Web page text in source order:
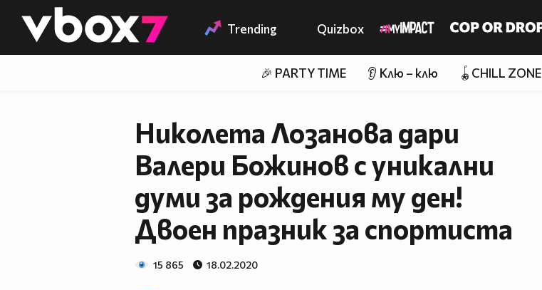
👾 Trending Quizbox
🎉 PARTY TIME 👂 Клю – клю 🪀CHILL ZONE
Николета Лозанова дари
Валери Божинов с уникални
думи за рождения му ден!
Двоен празник за спортиста
15 865 18.02.2020